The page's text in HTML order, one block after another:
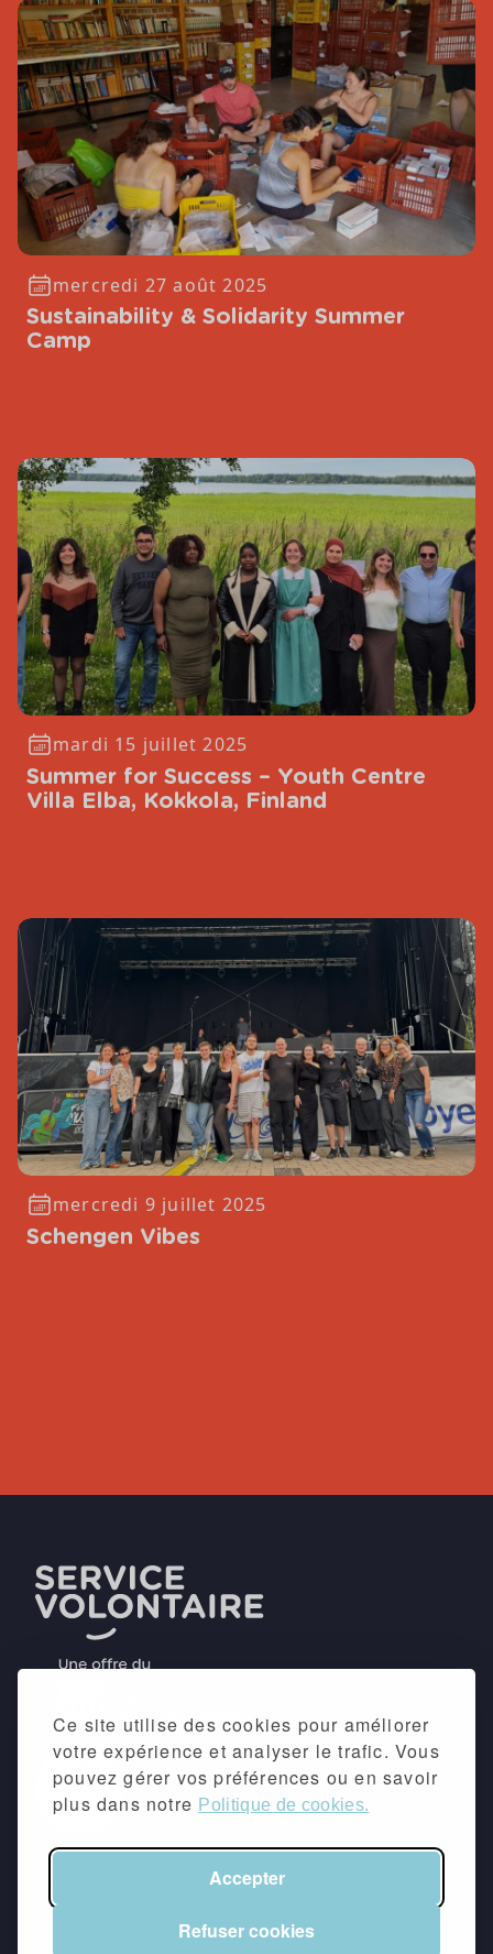
Ce site utilise des cookies pour améliorer
votre expérience et analyser le trafic. Vous
pouvez gérer vos préférences ou en savoir
plus dans notre Politique de cookies.
Accepter
Refuser cookies
mercredi 27 août 2025
Sustainability & Solidarity Summer
Camp
mardi 15 juillet 2025
Summer for Success – Youth Centre
Villa Elba, Kokkola, Finland
mercredi 9 juillet 2025
Schengen Vibes
Mentions légales&Politique de
confidentialité